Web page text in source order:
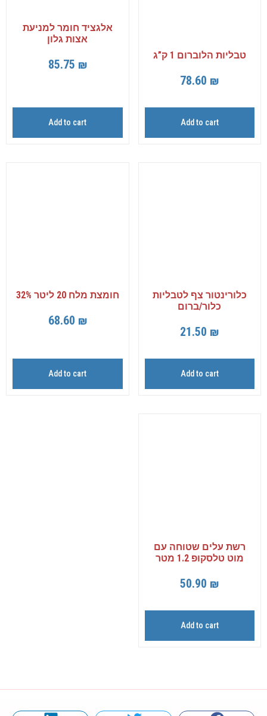
טבליות הלוברום 1 ק”ג
78.60 ₪
Add to cart
אלגציד חומר למניעת
אצות גלון
85.75 ₪
Add to cart
כלורינטור צף לטבליות
כלור/ברום
21.50 ₪
Add to cart
חומצת מלח 20 ליטר 32%
68.60 ₪
Add to cart
רשת עלים שטוחה עם
מוט טלסקופ 1.2 מטר
50.90 ₪
Add to cart